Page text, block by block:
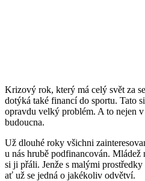
Krizový rok, který má celý svět za
dotýká také financí do sportu. Tato
opravdu velký problém. A to nejen
budoucna.
Už dlouhé roky všichni
u nás hrubě podfinancován.
si ji přáli. Jenže s malými
ať už se jedná o jakékoliv odvětví.